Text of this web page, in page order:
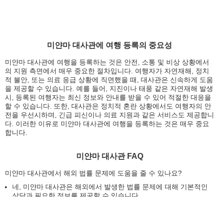
미얀마 대사관에 여행 등록의 중요성
미얀마 대사관에 여행을 등록하는 것은 안전, 소통 및 비상 상황에서
의 지원 측면에서 매우 중요한 절차입니다. 여행자가 자연재해, 정치
적 불안, 또는 의료 응급 상황에 직면했을 때, 대사관은 신속하게 도움
을 제공할 수 있습니다. 예를 들어, 지진이나 태풍 같은 자연재해 발생
시, 등록된 여행자는 최신 정보와 안내를 받을 수 있어 적절한 대응을
할 수 있습니다. 또한, 대사관은 정치적 혼란 상황에서도 여행자의 안
전을 우선시하며, 긴급 피신이나 의료 지원과 같은 서비스도 제공합니
다. 이러한 이유로 미얀마 대사관에 여행을 등록하는 것은 매우 중요
합니다.
미얀마 대사관 FAQ
미얀마 대사관에서 해외 법률 문제에 도움을 줄 수 있나요?
네, 미얀마 대사관은 해외에서 발생한 법률 문제에 대해 기본적인
상담과 필요한 정보를 제공할 수 있습니다.